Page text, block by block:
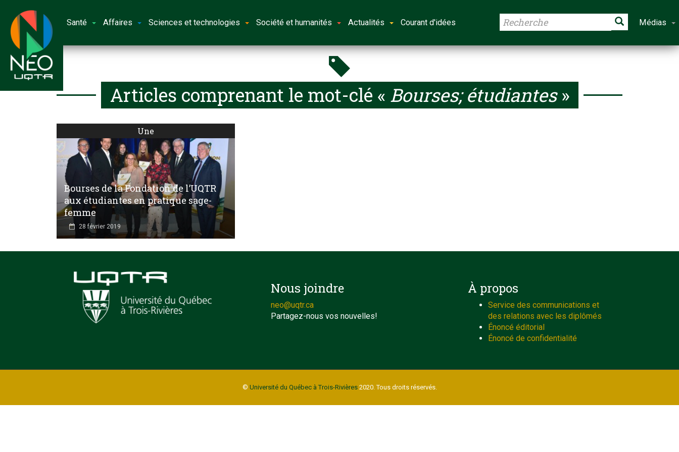
Santé Affaires Sciences et technologies Société et humanités Actualités Courant d'idées Médias
Articles comprenant le mot-clé « Bourses; étudiantes»
Une
Bourses de la Fondation de l’UQTR
aux étudiantes en pratique sage-
femme
28 février 2019
Nous joindre
neo@uqtr.ca
Partagez-nous vos nouvelles!
À propos
Service des communications et
des relations avec les diplômés
Énoncé éditorial
Énoncé de confidentialité
© Université du Québec à Trois-Rivières2020. Tous droits réservés.